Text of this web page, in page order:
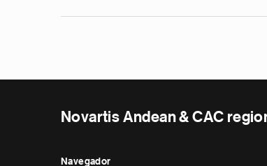
Novartis Andean & CAC
Navegador